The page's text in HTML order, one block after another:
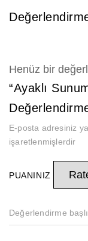
Henüz bir
“Ayaklı
E-posta adresiniz
işaretlenmişlerdir
PUANINIZ